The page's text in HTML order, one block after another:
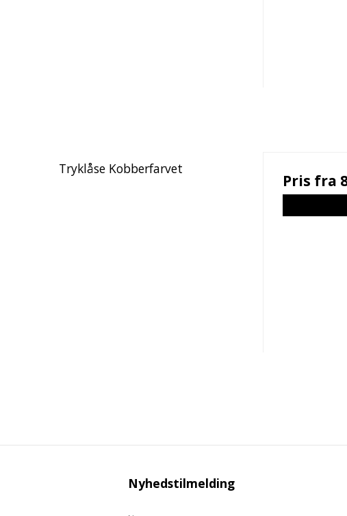
Tryklåse Kobberfarvet
Pris fra
Nyhedstilmelding